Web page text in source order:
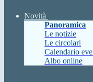
Novità
Panoramica
Le notizie
Le circolari
Calendario
Albo online